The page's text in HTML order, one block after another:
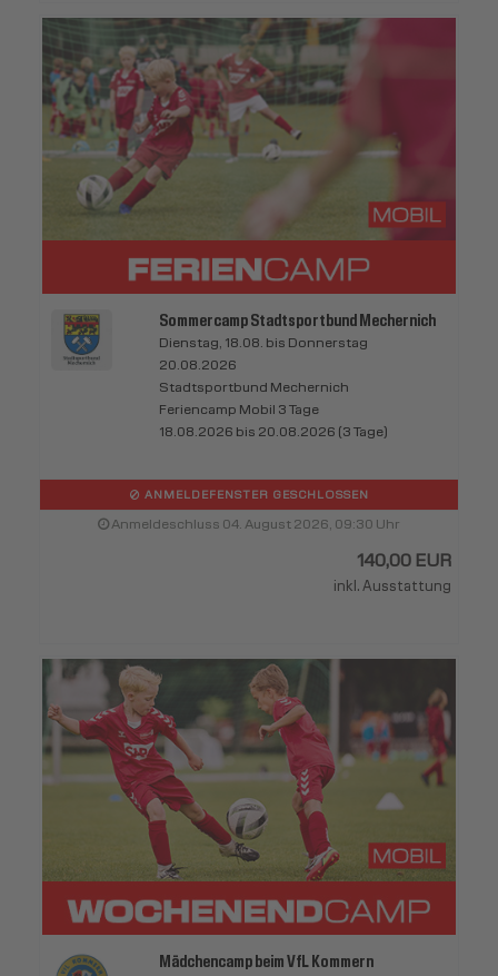
Sommercamp Stadtsportbund Mechernich
Dienstag, 18.08. bis Donnerstag
20.08.2026
Stadtsportbund Mechernich
Feriencamp Mobil 3 Tage
18.08.2026 bis 20.08.2026 (3 Tage)
ANMELDEFENSTER GESCHLOSSEN
Anmeldeschluss 04. August 2026, 09:30 Uhr
140,00 EUR
inkl. Ausstattung
Mädchencamp beim VfL Kommern